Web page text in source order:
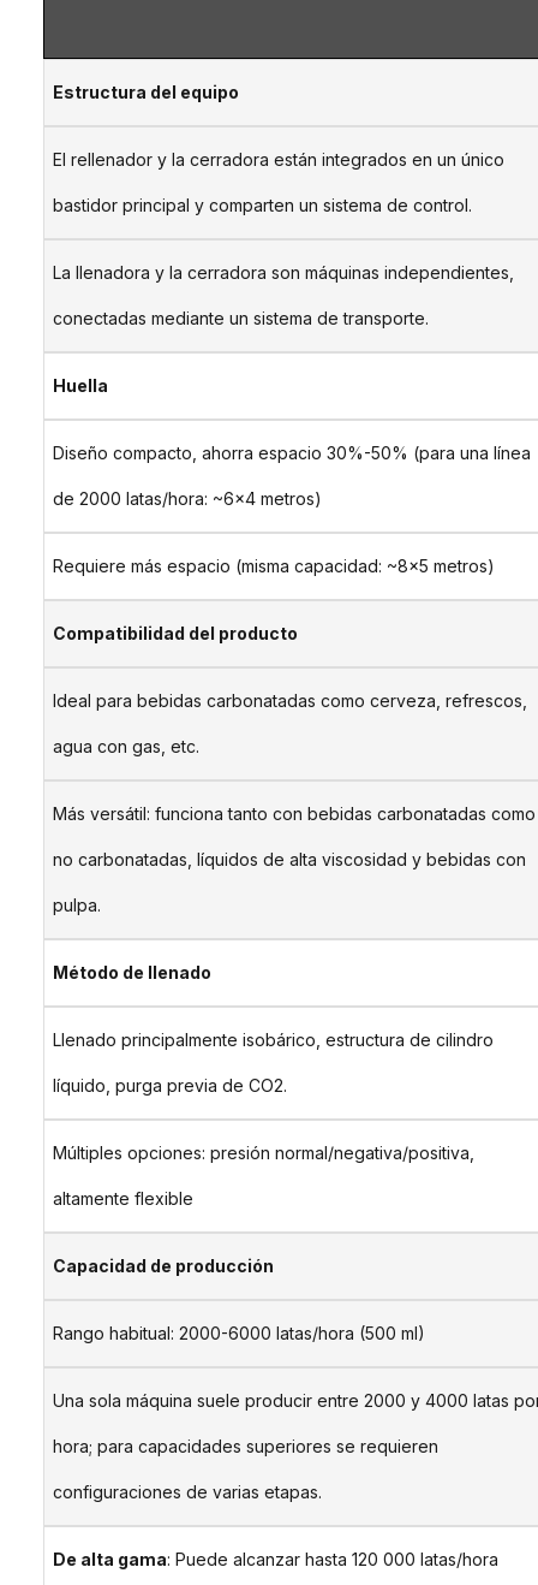
Estructura del equipo
El rellenador y la cerradora están integrados en un único
bastidor principal y comparten un sistema de control.
La llenadora y la cerradora son máquinas independientes,
conectadas mediante un sistema de transporte.
Huella
Diseño compacto, ahorra espacio 30%-50% (para una línea
de 2000 latas/hora: ~6×4 metros)
Requiere más espacio (misma capacidad: ~8×5 metros)
Compatibilidad del producto
Ideal para bebidas carbonatadas como cerveza, refrescos,
agua con gas, etc.
Más versátil: funciona tanto con bebidas carbonatadas como
no carbonatadas, líquidos de alta viscosidad y bebidas con
pulpa.
Método de llenado
Llenado principalmente isobárico, estructura de cilindro
líquido, purga previa de CO2.
Múltiples opciones: presión normal/negativa/positiva,
altamente flexible
Capacidad de producción
Rango habitual: 2000-6000 latas/hora (500 ml)
Una sola máquina suele producir entre 2000 y 4000 latas
hora; para capacidades superiores se requieren
configuraciones de varias etapas.
De alta gama: Puede alcanzar hasta 120 000 latas/hora